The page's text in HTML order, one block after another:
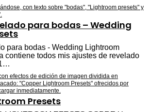
para bodas – Wedding
para bodas - Wedding Lightroom
contiene todos mis ajustes de revelado
Presets